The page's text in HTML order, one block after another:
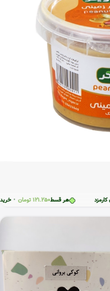
هر قسط121.250تومان • خرید قسطی با